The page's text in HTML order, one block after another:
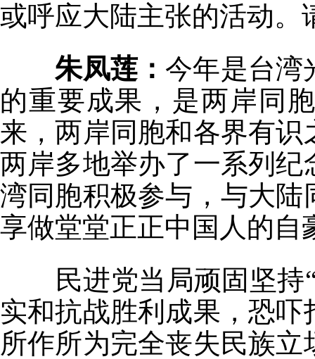
或呼应大陆主张的活动。
朱凤莲： 今年是台湾
的重要成果，是两岸同
来，两岸同胞和各界有
两岸多地举办了一系列
湾同胞积极参与，与大
享做堂堂正正中国人的自
民进党当局顽固坚持“
实和抗战胜利成果，恐
所作所为完全丧失民族